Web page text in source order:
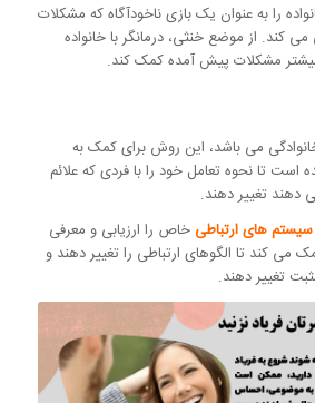
را به عنوان یک بازی ناخودآگاه که مشکلات
کند. از موضع خنثی، درمانگر با خانواده
بیشتر مشکلات پیش آمده کمک کند.
می باشد، این روش برای کمک به
است تا نحوه تعامل خود را با فردی که علائم
دهند تغییر دهند.
سیستم های ارتباطی خاص را ارزیابی و معرفی
می کند تا الگوهای ارتباطی را تغییر دهند و
تغییر دهند.